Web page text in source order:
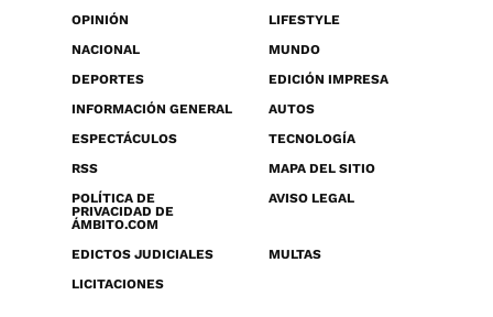
OPINIÓN
LIFESTYLE
NACIONAL
MUNDO
DEPORTES
EDICIÓN IMPRESA
INFORMACIÓN GENERAL
AUTOS
ESPECTÁCULOS
TECNOLOGÍA
RSS
MAPA DEL SITIO
POLÍTICA DE
PRIVACIDAD DE
ÁMBITO.COM
AVISO LEGAL
EDICTOS JUDICIALES
MULTAS
LICITACIONES